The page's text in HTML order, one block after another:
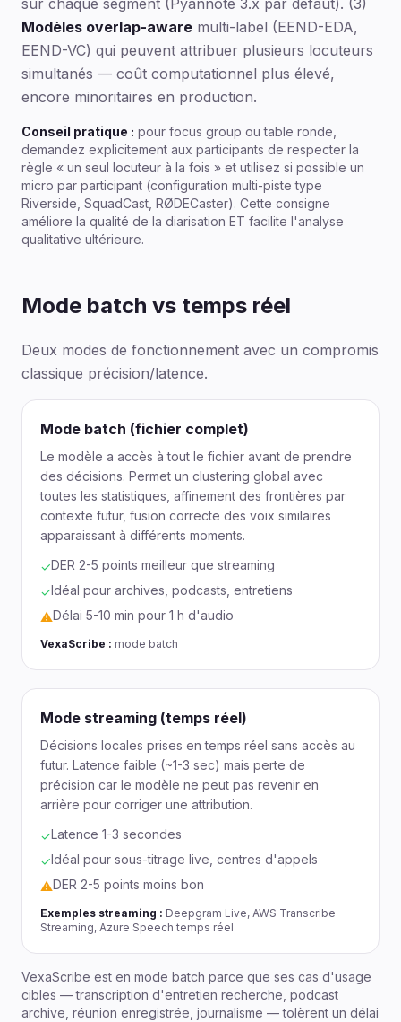
sur chaque segment (Pyannote 3.x par défaut). (3)
Modèles overlap-aware multi-label (EEND-EDA,
EEND-VC) qui peuvent attribuer plusieurs locuteurs
simultanés — coût computationnel plus élevé,
encore minoritaires en production.
Conseil pratique : pour focus group ou table ronde,
demandez explicitement aux participants de respecter la
règle « un seul locuteur à la fois » et utilisez si possible un
micro par participant (configuration multi-piste type
Riverside, SquadCast, RØDECaster). Cette consigne
améliore la qualité de la diarisation ET facilite l'analyse
qualitative ultérieure.
Mode batch vs temps réel
Deux modes de fonctionnement avec un compromis
classique précision/latence.
Mode batch (fichier complet)
Le modèle a accès à tout le fichier avant de prendre
des décisions. Permet un clustering global avec
toutes les statistiques, affinement des frontières par
contexte futur, fusion correcte des voix similaires
apparaissant à différents moments.
✓DER 2-5 points meilleur que streaming
✓Idéal pour archives, podcasts, entretiens
⚠Délai 5-10 min pour 1 h d'audio
VexaScribe : mode batch
Mode streaming (temps réel)
Décisions locales prises en temps réel sans accès au
futur. Latence faible (~1-3 sec) mais perte de
précision car le modèle ne peut pas revenir en
arrière pour corriger une attribution.
✓Latence 1-3 secondes
✓Idéal pour sous-titrage live, centres d'appels
⚠DER 2-5 points moins bon
Exemples streaming : Deepgram Live, AWS Transcribe
Streaming, Azure Speech temps réel
VexaScribe est en mode batch parce que ses cas d'usage
cibles — transcription d'entretien recherche, podcast
archive, réunion enregistrée, journalisme — tolèrent un délai